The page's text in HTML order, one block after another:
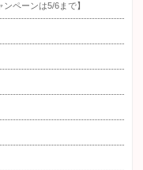
ペーンは5/6まで】